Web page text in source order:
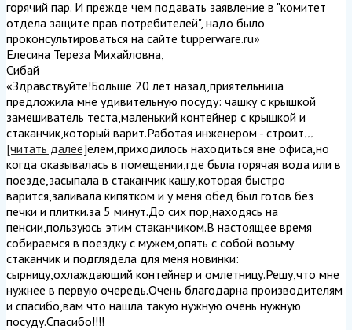
горячий пар. И прежде чем подавать заявление в "комитет
отдела защите прав потребителей", надо было
проконсультироваться на сайте tupperware.ru»
Елесина Тереза Михайловна,
Сибай
«Здравствуйте!Больше 20 лет назад,приятельница
предложила мне удивительную посуду: чашку с крышкой
замешиватель теста,маленький контейнер с крышкой и
стаканчик,который варит.Работая инженером - строит...
[читать далее]елем,приходилось находиться вне офиса,но
когда оказывалась в помещении,где была горячая вода или в
поезде,засыпала в стаканчик кашу,которая быстро
варится,заливала кипятком и у меня обед был готов без
печки и плитки.за 5 минут.До сих пор,находясь на
пенсии,пользуюсь этим стаканчиком.В настоящее время
собираемся в поездку с мужем,опять с собой возьму
стаканчик и подглядела для меня новинки:
сырницу,охлаждающий контейнер и омлетницу.Решу,что мне
нужнее в первую очередь.Очень благодарна производителям
и спасибо,вам что нашла такую нужную очень нужную
посуду.Спасибо!!!!